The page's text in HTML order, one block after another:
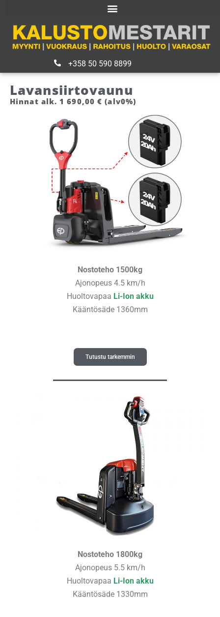
+358 50 590 8899
Lavansiirtovaunu
Hinnat alk. 1 690,00 € (alv0%)
Nostoteho 1500kg
Ajonopeus 4.5 km/h
Huoltovapaa Li-Ion akku
Kääntösäde 1360mm
Tutustu tarkemmin
Nostoteho 1800kg
Ajonopeus 5.5 km/h
Huoltovapaa Li-Ion akku
Kääntösäde 1330mm